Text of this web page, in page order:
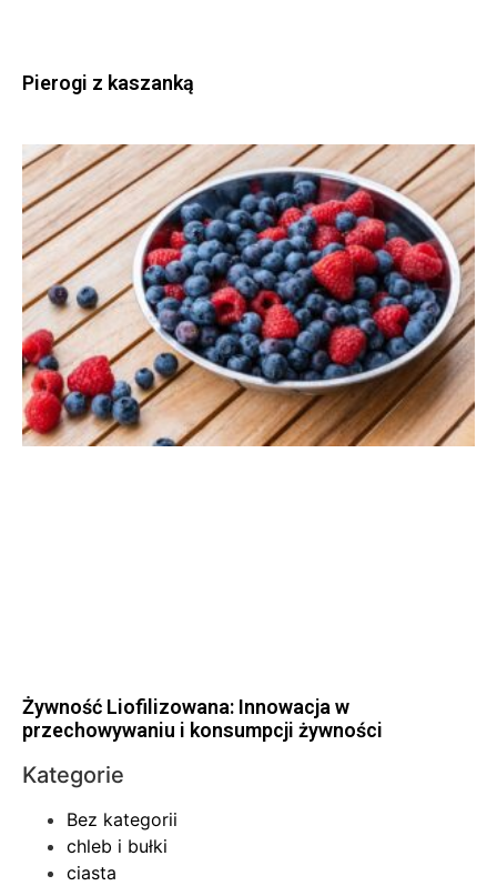
Pierogi z kaszanką
Żywność Liofilizowana: Innowacja w
przechowywaniu i konsumpcji żywności
Kategorie
Bez kategorii
chleb i bułki
ciasta